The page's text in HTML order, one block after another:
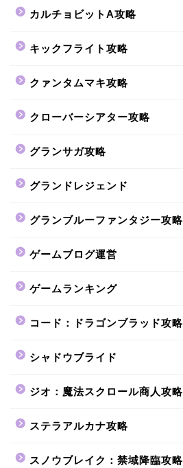
カルチョビットA攻略
キックフライト攻略
クァンタムマキ攻略
クローバーシアター攻略
グランサガ攻略
グランドレジェンド
グランブルーファンタジー攻略
ゲームブログ運営
ゲームランキング
コード：ドラゴンブラッド攻略
シャドウブライド
ジオ：魔法スクロール商人攻略
ステラアルカナ攻略
スノウブレイク：禁域降臨攻略